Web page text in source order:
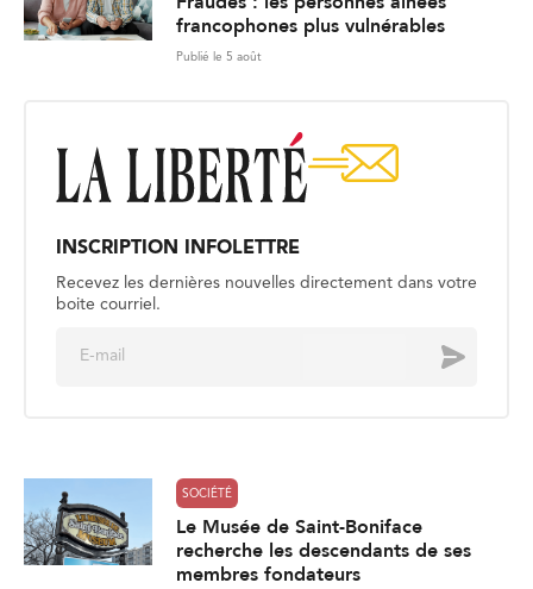
francophones plus vulnérables
Publié le 5 août
INSCRIPTION INFOLETTRE
Recevez les dernières nouvelles directement dans votre
boite courriel.
Envoyer
SOCIÉTÉ
Le Musée de Saint-Boniface
recherche les descendants de ses
membres fondateurs